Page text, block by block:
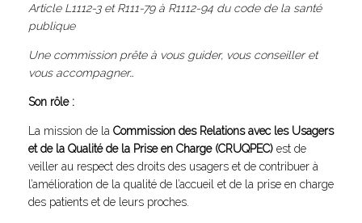
Article L1112-3 et R111-79 à R1112-94 du code de la santé
publique
Une commission prête à vous guider, vous conseiller et
vous accompagner…
Son rôle :
La mission de la Commission des Relations avec les Usagers
et de la Qualité de la Prise en Charge (CRUQPEC) est de
veiller au respect des droits des usagers et de contribuer à
l’amélioration de la qualité de l’accueil et de la prise en charge
des patients et de leurs proches.